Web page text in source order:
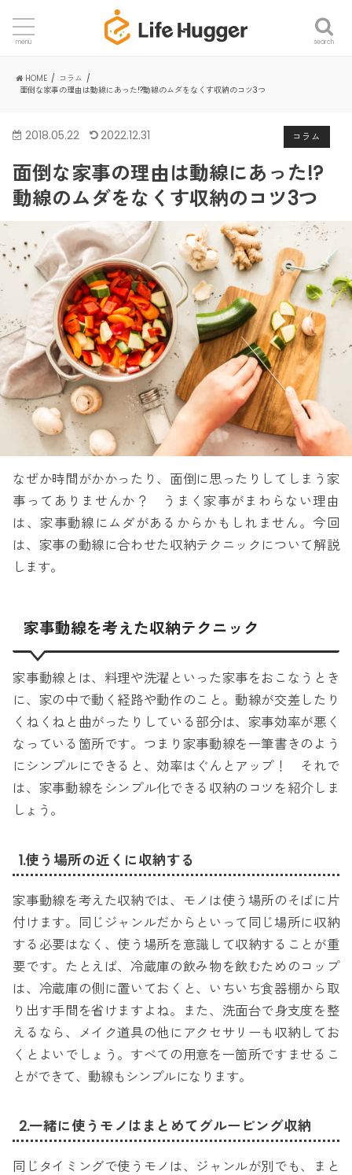
search
menu
HOME
コラム
面倒な家事の理由は動線にあった!?動線のムダをなくす収納のコツ3つ
コラム
2018.05.22 2022.12.31
面倒な家事の理由は動線にあった!?
動線のムダをなくす収納のコツ3つ
なぜか時間がかかったり、面倒に思ったりしてしまう家
事ってありませんか？ うまく家事がまわらない理由
は、家事動線にムダがあるからかもしれません。今回
は、家事の動線に合わせた収納テクニックについて解説
します。
家事動線を考えた収納テクニック
家事動線とは、料理や洗濯といった家事をおこなうとき
に、家の中で動く経路や動作のこと。動線が交差したり
くねくねと曲がったりしている部分は、家事効率が悪く
なっている箇所です。つまり家事動線を一筆書きのよう
にシンプルにできると、効率はぐんとアップ！ それで
は、家事動線をシンプル化できる収納のコツを紹介しま
しょう。
1.使う場所の近くに収納する
家事動線を考えた収納では、モノは使う場所のそばに片
付けます。同じジャンルだからといって同じ場所に収納
する必要はなく、使う場所を意識して収納することが重
要です。たとえば、冷蔵庫の飲み物を飲むためのコップ
は、冷蔵庫の側に置いておくと、いちいち食器棚から取
り出す手間を省けますよね。また、洗面台で身支度を整
えるなら、メイク道具の他にアクセサリーも収納してお
くとよいでしょう。すべての用意を一箇所ですませるこ
とができて、動線もシンプルになります。
2.一緒に使うモノはまとめてグルーピング収納
同じタイミングで使うモノは、ジャンルが別でも、まと